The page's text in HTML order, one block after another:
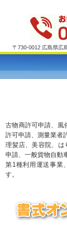
〒730-0012 広島県広
古物商許可申請、風
許可申請、測量業者
理髪店、美容院、は
申請、一般貨物自動
第1種利用運送事業
す。